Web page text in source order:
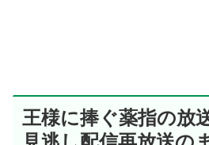
王様に捧ぐ薬指の放